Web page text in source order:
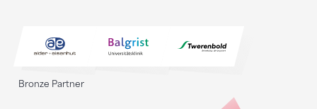
Bronze Partner